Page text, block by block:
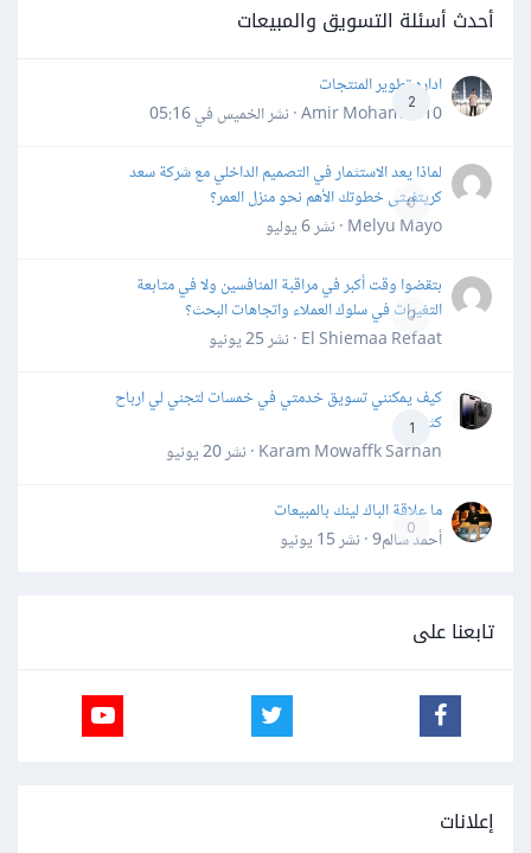
أحدث أسئلة التسويق والمبيعات
2
اداره تطوير المنتجات
Amir Mohamed10 · نشر
الخميس في 05:16
0
لماذا يعد الاستثمار في التصميم الداخلي مع شركة سعد
كريتفيتى خطوتك الأهم نحو منزل العمر؟
Melyu Mayo · نشر
6 يوليو
0
بتقضوا وقت أكبر في مراقبة المنافسين ولا في متابعة
التغيرات في سلوك العملاء واتجاهات البحث؟
El Shiemaa Refaat · نشر
25 يونيو
1
كيف يمكنني تسويق خدمتي في خمسات لتجني لي ارباح
كثيرة
Karam Mowaffk Sarhan · نشر
20 يونيو
0
ما علاقة الباك لينك بالمبيعات
أحمد سالم9 · نشر
15 يونيو
تابعنا على
إعلانات